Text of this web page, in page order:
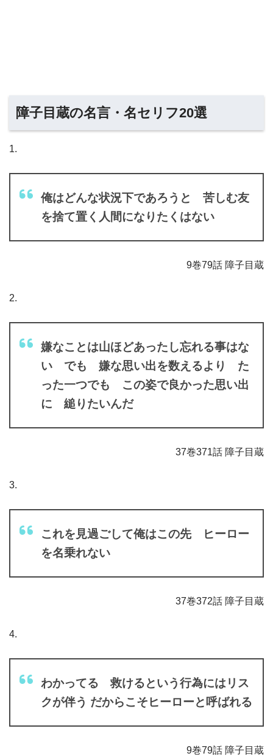
障子目蔵の名言・名セリフ20選
1.
俺はどんな状況下であろうと 苦しむ友
を捨て置く人間になりたくはない
9巻79話 障子目蔵
2.
嫌なことは山ほどあったし忘れる事はな
い でも 嫌な思い出を数えるより た
った一つでも この姿で良かった思い出
に 縋りたいんだ
37巻371話 障子目蔵
3.
これを見過ごして俺はこの先 ヒーロー
を名乗れない
37巻372話 障子目蔵
4.
わかってる 救けるという行為にはリス
クが伴う だからこそヒーローと呼ばれる
9巻79話 障子目蔵